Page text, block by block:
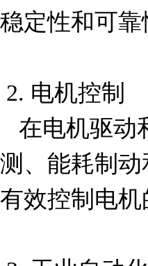
稳定性和可靠
测、能耗制
有效控制电